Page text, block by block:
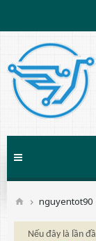
nguyentot90
Nếu đây là lần